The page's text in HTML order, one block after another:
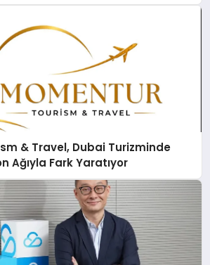
& Travel, Dubai Turizminde
Ağıyla Fark Yaratıyor